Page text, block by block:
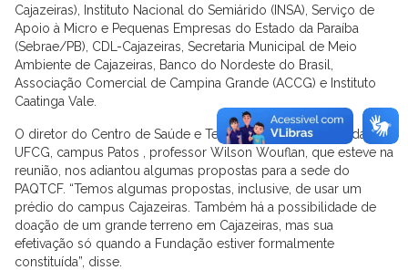
Cajazeiras), Instituto Nacional do Semiárido (INSA), Serviço de
Apoio à Micro e Pequenas Empresas do Estado da Paraíba
(Sebrae/PB), CDL-Cajazeiras, Secretaria Municipal de Meio
Ambiente de Cajazeiras, Banco do Nordeste do Brasil,
Associação Comercial de Campina Grande (ACCG) e Instituto
Caatinga Vale.
O diretor do Centro de Saúde e Tecnologia Rural (CSTR) da
UFCG, campus Patos , professor Wilson Wouflan, que esteve na
reunião, nos adiantou algumas propostas para a sede do
PAQTCF. “Temos algumas propostas, inclusive, de usar um
prédio do campus Cajazeiras. Também há a possibilidade de
doação de um grande terreno em Cajazeiras, mas sua
efetivação só quando a Fundação estiver formalmente
constituída”, disse.